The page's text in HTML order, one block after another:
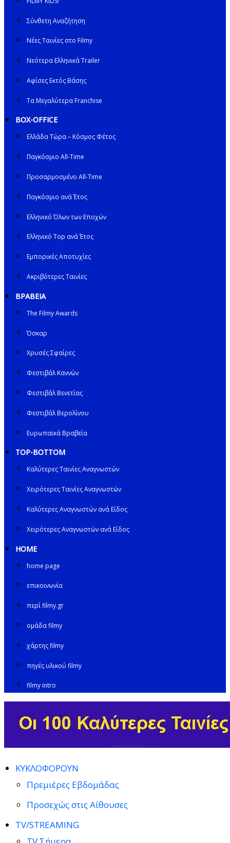
Σύνθετη Αναζήτηση
Νέες Ταινίες στο Filmy
Νεότερα Ελληνικά Trailer
Αφίσες Εκτός Βάσης
Τα Μεγαλύτερα Franchise
BOX-OFFICE
Ελλάδα Τώρα – Κόσμος Φέτος
Παγκόσμιο All-Time
Προσαρμοσμένο All-Time
Παγκόσμιο ανά Έτος
Ελληνικό Όλων των Εποχών
Ελληνικό Top ανά Έτος
Εμπορικές Αποτυχίες
Ακριβότερες Ταινίες
ΒΡΑΒΕΙΑ
The Filmy Awards
Όσκαρ
Χρυσές Σφαίρες
Φεστιβάλ Καννών
Φεστιβάλ Βενετίας
Φεστιβάλ Βερολίνου
Ευρωπαϊκά Βραβεία
TOP-BOTTOM
Καλύτερες Ταινίες Αναγνωστών
Χειρότερες Ταινίες Αναγνωστών
Καλύτερες Αναγνωστών ανά Είδος
Χειρότερες Αναγνωστών ανά Είδος
HOME
home page
επικοινωνία
περί filmy.gr
ομάδα filmy
χάρτης filmy
πηγές υλικού filmy
filmy intro
ΚΥΚΛΟΦΟΡΟΥΝ
Πρεμιέρες Εβδομάδας
Προσεχώς στις Αίθουσες
TV/STREAMING